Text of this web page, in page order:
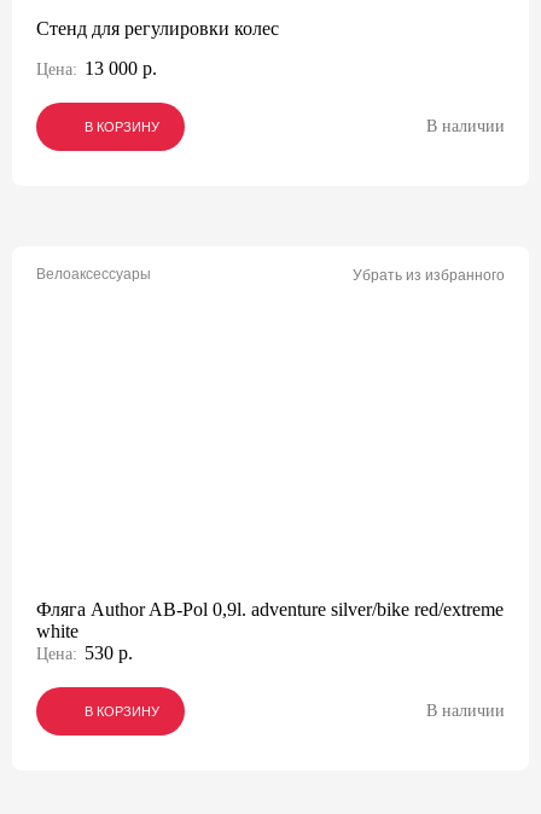
Стенд для регулировки колес
Цена: 13 000 р.
В КОРЗИНУ
В КОРЗИНУ
В КОРЗИНУ В наличии
Велоаксессуары Убрать из избранного
Фляга Author AB-Pol 0,9l. adventure silver/bike red/extreme
white
Цена: 530 р.
В КОРЗИНУ
В КОРЗИНУ
В КОРЗИНУ В наличии